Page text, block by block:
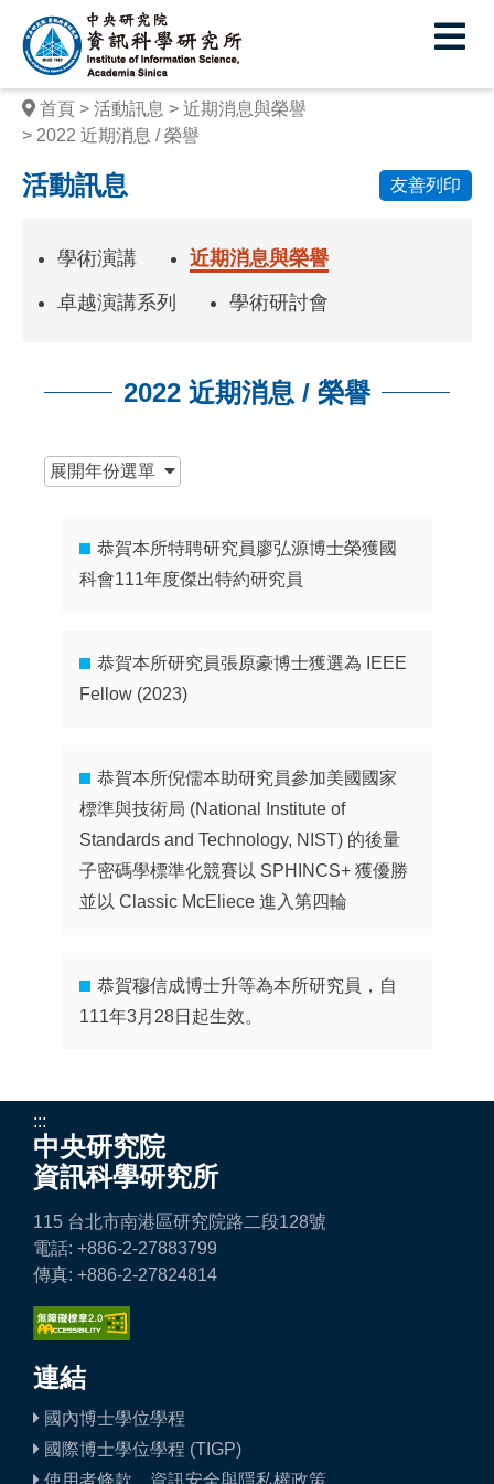
中
央
研
究
院
訊
科
所
首頁 活動訊息
近期消息與榮譽
2022 近期消息 / 榮譽
活動訊息 友善列印
學術演講
近期消息與榮譽
卓越演講系列
學術研討會
2022 近期消息 / 榮譽
展開年份選單
恭賀本所特聘研究員廖弘源博士榮獲國
科會111年度傑出特約研究員
恭賀本所研究員張原豪博士獲選為 IEEE
Fellow (2023)
恭賀本所倪儒本助研究員參加美國國家
標準與技術局 (National Institute of
Standards and Technology, NIST) 的後量
子密碼學標準化競賽以 SPHINCS+ 獲優勝
並以 Classic McEliece 進入第四輪
恭賀穆信成博士升等為本所研究員，自
111年3月28日起生效。
:::
中央研究院
資訊科學研究所
115 台北市南港區研究院路二段128號
電話: +886-2-27883799
傳真: +886-2-27824814
連結
國內博士學位學程
國際博士學位學程 (TIGP)